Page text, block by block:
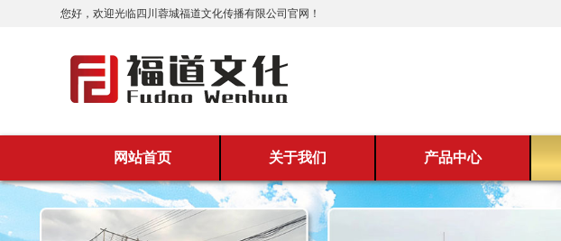
您好，欢迎光临四川蓉城福道文化传播有限公司官网！
网站首页 关于我们 产品中心